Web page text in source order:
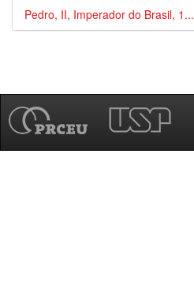
Pedro, II, Imperador do Brasil, 1...